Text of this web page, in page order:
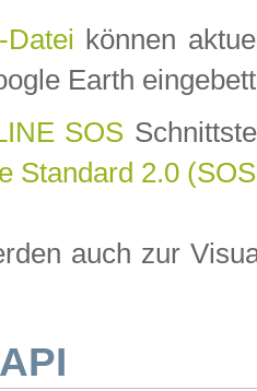
Datei können
Earth
SOS
Standard 2.0
auch zur